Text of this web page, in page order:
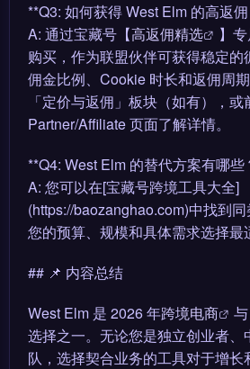
**Q3: 如何获得 West Elm 的高返
A: 通过宝藏号【高返佣精选
】
购买，作为联盟伙伴可获得稳定
佣金比例、Cookie 时长和返佣周
「定价与返佣」板块（如有），或
Partner/Affiliate 页面了解详情。
**Q4: West Elm 的替代方案有哪些
A: 您可以在[宝藏号跨境工具大全]
(https://baozanghao.com)中找到
您的预算、规模和具体需求选择最
## 📌 内容总结
West Elm 是 2026 年跨境电商
选择之一。无论您是独立创业者、
队，选择契合业务的工具对于增